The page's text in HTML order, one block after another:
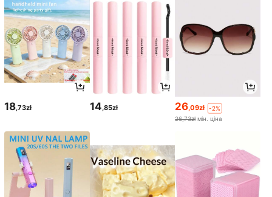
18,73zł 14,85zł 26,09zł
-2%
26,73zł мін. ціна